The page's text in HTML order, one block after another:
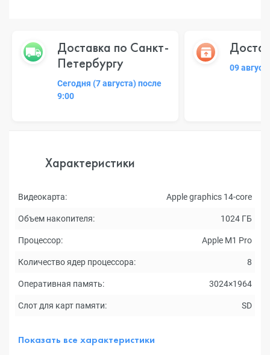
Доставка по Санкт-
Петербургу
Сегодня (7 августа) после
9:00
09
Характеристики
Видеокарта: Apple graphics 14-core
Объем накопителя: 1024 ГБ
Процессор: Apple M1 Pro
Количество ядер процессора: 8
Оперативная память: 3024×1964
Слот для карт памяти: SD
Показать все характеристики